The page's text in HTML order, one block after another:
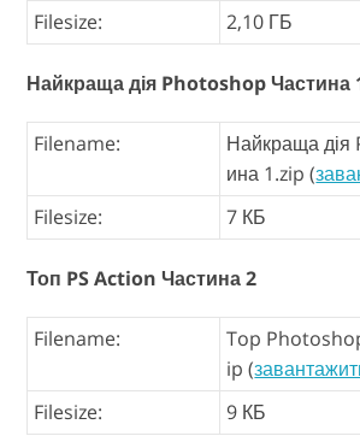
Filesize:
2,10 ГБ
Найкраща дія Photoshop Частина
Filename:
Найкраща
ина 1.zip (
Filesize:
7 КБ
Топ PS Action Частина 2
Filename:
Top
ip (
Filesize:
9 КБ